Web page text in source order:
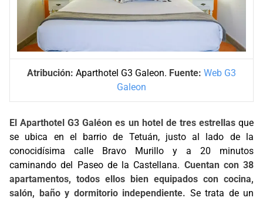
Atribución: Aparthotel G3 Galeon. Fuente: Web G3
Galeon
El Aparthotel G3 Galéon es un hotel de tres estrellas que
se ubica en el barrio de Tetuán, justo al lado de la
conocidísima calle Bravo Murillo y a 20 minutos
caminando del Paseo de la Castellana. Cuentan con 38
apartamentos, todos ellos bien equipados con cocina,
salón, baño y dormitorio independiente. Se trata de un